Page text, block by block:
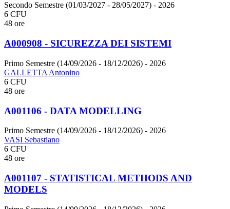
Secondo Semestre (01/03/2027 - 28/05/2027) - 2026
6 CFU
48 ore
A000908 - SICUREZZA DEI SISTEMI
Primo Semestre (14/09/2026 - 18/12/2026) - 2026
GALLETTA Antonino
6 CFU
48 ore
A001106 - DATA MODELLING
Primo Semestre (14/09/2026 - 18/12/2026) - 2026
VASI Sebastiano
6 CFU
48 ore
A001107 - STATISTICAL METHODS AND
MODELS